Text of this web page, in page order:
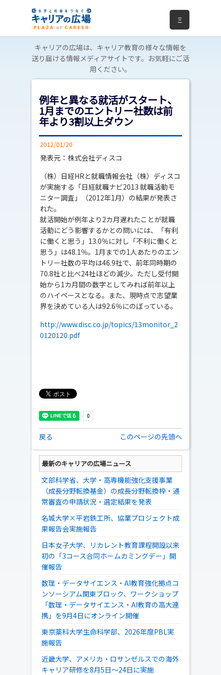
Ξ
キャリアの広場は、キャリア教育の様々な情報を
送り届ける情報メディアサイトです。お気軽にご活
用ください。
例年と異なる就活がスタート、
1月までのエントリー社数は前
年より3割以上ダウン
2012/01/20
発表元：株式会社ディスコ
（株）日経HRと就職情報会社（株）ディスコ
が実施する「日経就職ナビ2013 就職活動モ
ニター調査」（2012年1月）の結果が発表さ
れた。
就活開始が例年より2カ月遅れたことが就職
活動にどう影響するかとの問いには、「有利
に働くと思う」13.0％に対し「不利に働くと
思う」は48.1％。1月までの1人あたりのエン
トリー社数の平均は46.9社で、前年同時期の
70.8社と比べ24社ほどの減少。ただし受付開
始から1カ月間の数字としてみれば前年以上
のハイペースとなる。また、現時点で志望業
界を決めている人は92.6％にのぼっている。
http://www.disc.co.jp/topics/13monitor_2
0120120.pdf
戻る このページの先頭へ
最新のキャリアの広場ニュース
文部科学省、大学・高専機能強化支援事業
（成長分野転換基金）の成長分野転換枠・通
常審査の申請状況・選定結果を発表
名城大学×平岩鉄工所、協業プロジェクト成
果報告会実施報告
日本女子大学、リカレント教育課程開設以来
初の「3コース合同ホームカミングデー」開
催報告
数理・データサイエンス・AI教育強化拠点コ
ンソーシアム関東ブロック、ワークショップ
「数理・データサイエンス・AI教育の高大連
携」を9月4日にオンライン開催
東京薬科大学生命科学部、2026年度PBL実
施報告
近畿大学、アメリカ・ロサンゼルスでの海外
キャリア研修を8月5日～24日に実施